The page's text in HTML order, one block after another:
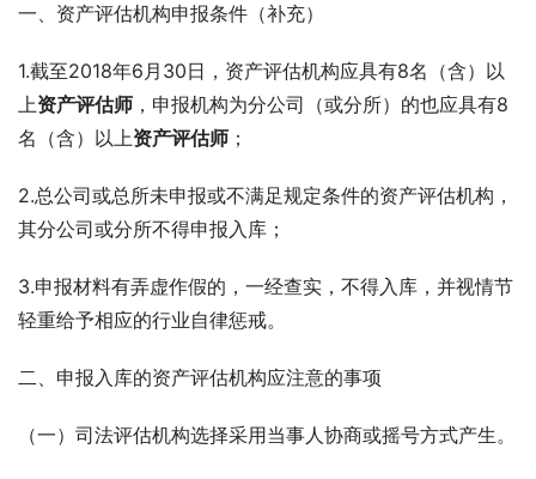
一、资产评估机构申报条件（补充）
1.截至2018年6月30日，资产评估机构应具有8名（含）以
上资产评估师 ，申报机构为分公司（或分所）的也应具有8
名（含）以上资产评估师 ；
2.总公司或总所未申报或不满足规定条件的资产评估机构，
其分公司或分所不得申报入库；
3.申报材料有弄虚作假的，一经查实，不得入库，并视情节
轻重给予相应的行业自律惩戒。
二、申报入库的资产评估机构应注意的事项
（一）司法评估机构选择采用当事人协商或摇号方式产生。